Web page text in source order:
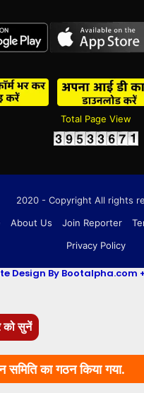
को सुनें
Total Page View
2020 - Copyright All rights
About Us Join Reporter
Privacy Policy
Design By Bootalpha.com
गठन किया गया. शाला